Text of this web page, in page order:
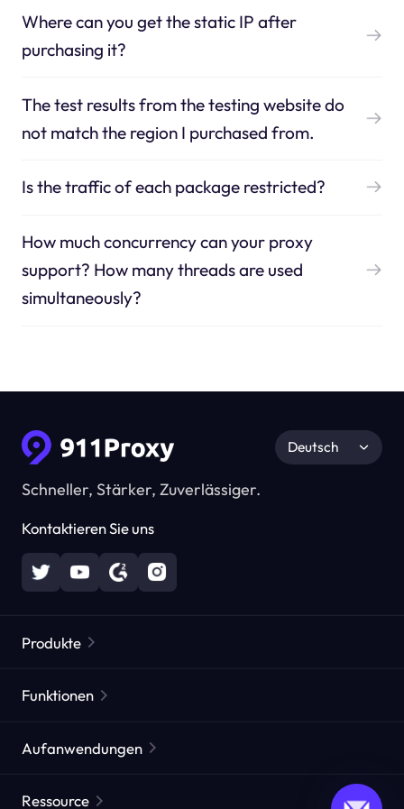
Where can you get the static IP after
purchasing it?
The test results from the testing website do
not match the region I purchased from.
Is the traffic of each package restricted?
How much concurrency can your proxy
support? How many threads are used
simultaneously?
Schneller, Stärker, Zuverlässiger.
Kontaktieren Sie uns
Deutsch
Produkte
Statische Residential Proxies
Funktionen
ISP agentur agentur
Aufanwendungen
Ressource